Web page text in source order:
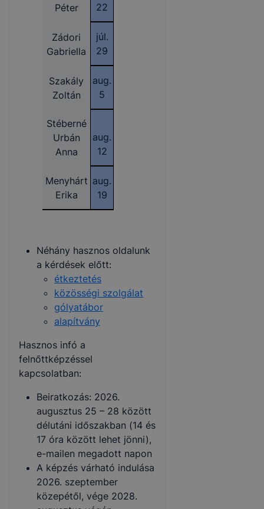
Péter
22
Zádori
Gabriella
júl.
29
Szakály
Zoltán
aug.
5
Stéberné
Urbán
Anna
aug.
12
Menyhárt
Erika
aug.
19
Néhány hasznos oldalunk
a kérdések előtt:
étkeztetés
közösségi szolgálat
gólyatábor
alapítvány
Hasznos infó a
felnőttképzéssel
kapcsolatban:
Beiratkozás: 2026.
augusztus 25 – 28 között
délutáni időszakban (14 és
17 óra között lehet jönni),
e-mailen megadott napon
A képzés várható indulása
2026. szeptember
közepétől, vége 2028.